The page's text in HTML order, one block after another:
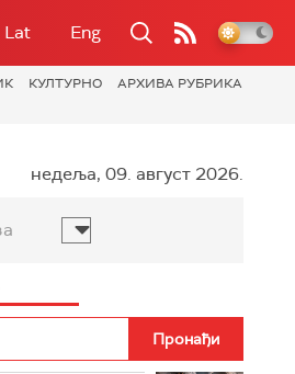
Lat Eng
КУЛТУРНО
АРХИВА РУБРИКА
недеља, 09. август 2026.